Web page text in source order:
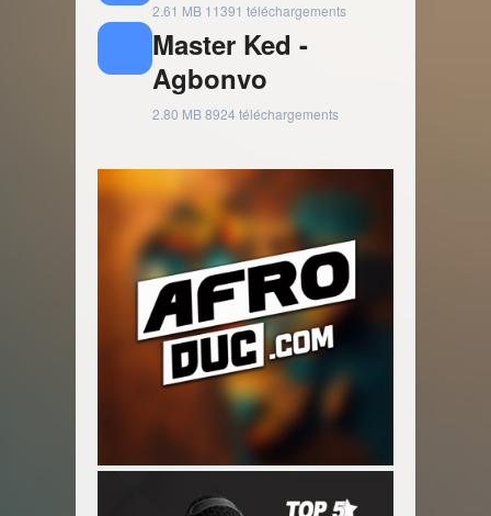
2.61 MB 11391 téléchargements
Master Ked -
Agbonvo
2.80 MB8924 téléchargements